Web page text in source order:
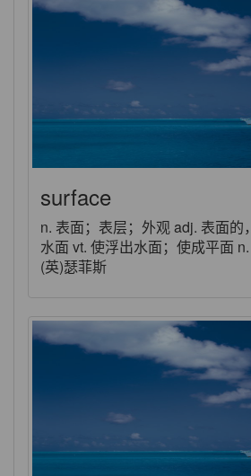
surface
n. 表面；表层；外观 adj. 表面的
水面 vt. 使浮出水面；使成平面 n.
(英)瑟菲斯